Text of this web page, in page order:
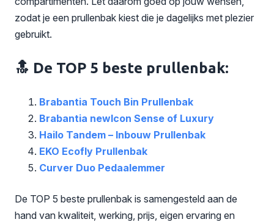
zodat je een prullenbak kiest die je dagelijks met plezier
gebruikt.
🔝 De TOP 5 beste prullenbak:
Brabantia Touch Bin Prullenbak
Brabantia newIcon Sense of Luxury
Hailo Tandem – Inbouw Prullenbak
EKO Ecofly Prullenbak
Curver Duo Pedaalemmer
De TOP 5 beste prullenbak is samengesteld aan de
hand van kwaliteit, werking, prijs, eigen ervaring en